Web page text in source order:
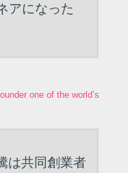
アになった
one of the world’s
は共同創業者